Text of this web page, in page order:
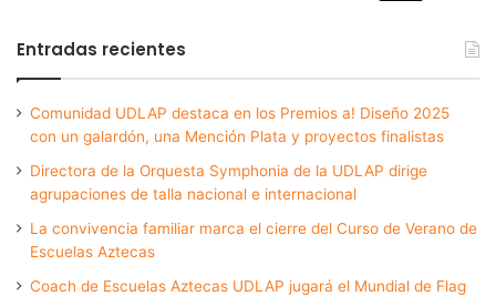
Entradas recientes
Comunidad UDLAP destaca en los Premios a! Diseño 2025
con un galardón, una Mención Plata y proyectos finalistas
Directora de la Orquesta Symphonia de la UDLAP dirige
agrupaciones de talla nacional e internacional
La convivencia familiar marca el cierre del Curso de Verano de
Escuelas Aztecas
Coach de Escuelas Aztecas UDLAP jugará el Mundial de Flag